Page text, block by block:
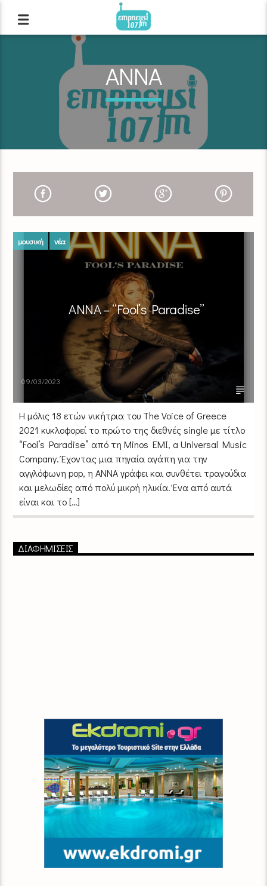
ΑΝΝΑ
μουσική νέα
ANNA – “Fool’s Paradise”
09/03/2023
Η μόλις 18 ετών νικήτρια του The Voice of Greece
2021 κυκλοφορεί το πρώτο της διεθνές single με τίτλο
“Fool’s Paradise” από τη Minos EMI, a Universal Music
Company. Έχοντας μια πηγαία αγάπη για την
αγγλόφωνη pop, η ANNA γράφει και συνθέτει τραγούδια
και μελωδίες από πολύ μικρή ηλικία. Ένα από αυτά
είναι και το […]
ΔΙΑΦΗΜΙΣΕΙΣ